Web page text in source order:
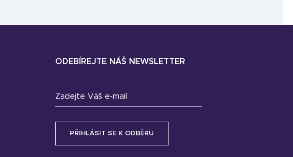
ODEBÍREJTE NÁŠ NEWSLETTER
Zadejte Váš e-mail